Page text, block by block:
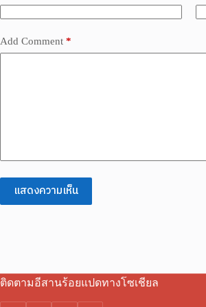
Add Comment *
แสดงความเห็น
ติดตามอีสานร้อยแปดทางโซเชียล